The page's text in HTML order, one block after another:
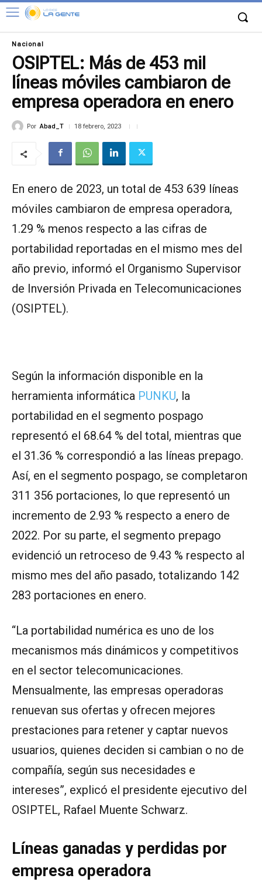
Nacional
OSIPTEL: Más de 453 mil
líneas móviles cambiaron de
empresa operadora en enero
Por Abad_T 18 febrero, 2023
En enero de 2023, un total de 453 639 líneas
móviles cambiaron de empresa operadora,
1.29 % menos respecto a las cifras de
portabilidad reportadas en el mismo mes del
año previo, informó el Organismo Supervisor
de Inversión Privada en Telecomunicaciones
(OSIPTEL).
Según la información disponible en la
herramienta informática PUNKU, la
portabilidad en el segmento pospago
representó el 68.64 % del total, mientras que
el 31.36 % correspondió a las líneas prepago.
Así, en el segmento pospago, se completaron
311 356 portaciones, lo que representó un
incremento de 2.93 % respecto a enero de
2022. Por su parte, el segmento prepago
evidenció un retroceso de 9.43 % respecto al
mismo mes del año pasado, totalizando 142
283 portaciones en enero.
“La portabilidad numérica es uno de los
mecanismos más dinámicos y competitivos
en el sector telecomunicaciones.
Mensualmente, las empresas operadoras
renuevan sus ofertas y ofrecen mejores
prestaciones para retener y captar nuevos
usuarios, quienes deciden si cambian o no de
compañía, según sus necesidades e
intereses”, explicó el presidente ejecutivo del
OSIPTEL, Rafael Muente Schwarz.
Líneas ganadas y perdidas por
empresa operadora